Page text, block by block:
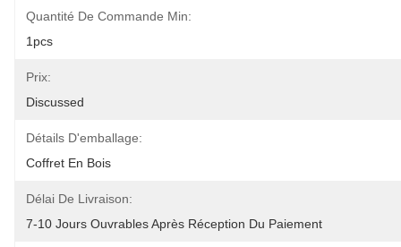
Quantité De Commande Min:
1pcs
Prix:
Discussed
Détails D'emballage:
Coffret En Bois
Délai De Livraison:
7-10 Jours Ouvrables Après Réception Du Paiement